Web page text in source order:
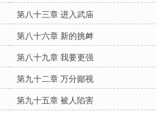
第八十三章 进入武庙
第八十六章 新的挑衅
第八十九章 我要更强
第九十二章 万分鄙视
第九十五章 被人陷害